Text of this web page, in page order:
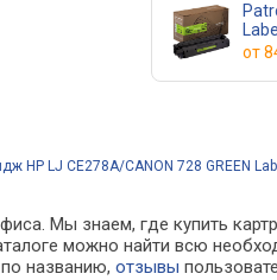
Patron CANON
от
HP LJ CE278A/CANON 728 GREEN
Мы знаем, где купить
можно найти всю
по названию,отзывы